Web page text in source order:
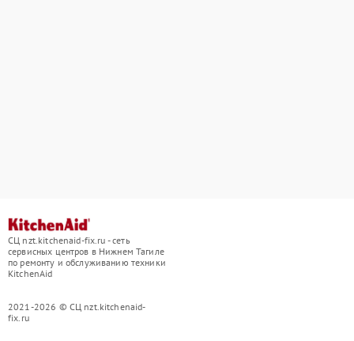
СЦ nzt.kitchenaid-fix.ru - сеть
сервисных центров в Нижнем Тагиле
по ремонту и обслуживанию техники
KitchenAid
2021-2026 © СЦ nzt.kitchenaid-
fix.ru